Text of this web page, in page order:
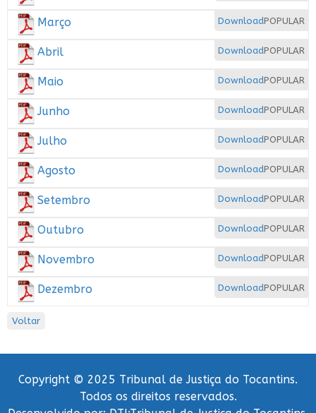
POPULAR
Download
Março
POPULAR
Download
Abril
POPULAR
Download
Maio
POPULAR
Download
Junho
POPULAR
Download
Julho
POPULAR
Download
Agosto
POPULAR
Download
Setembro
POPULAR
Download
Outubro
POPULAR
Download
Novembro
POPULAR
Download
Dezembro
Voltar
Copyright © 2025 Tribunal de Justiça do Tocantins.
Todos os direitos reservados.